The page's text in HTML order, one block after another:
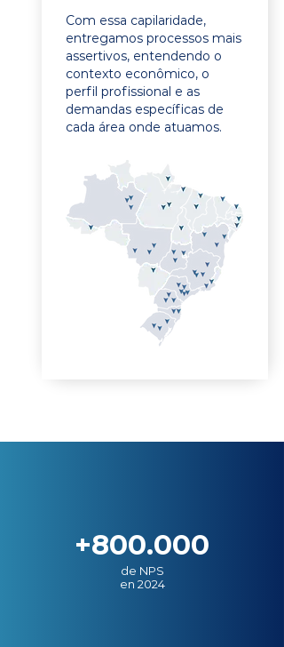
Com essa capilaridade,
entregamos processos mais
assertivos, entendendo o
contexto econômico, o
perfil profissional e as
demandas específicas de
cada área onde atuamos.
+800.000
de NPS
en 2024